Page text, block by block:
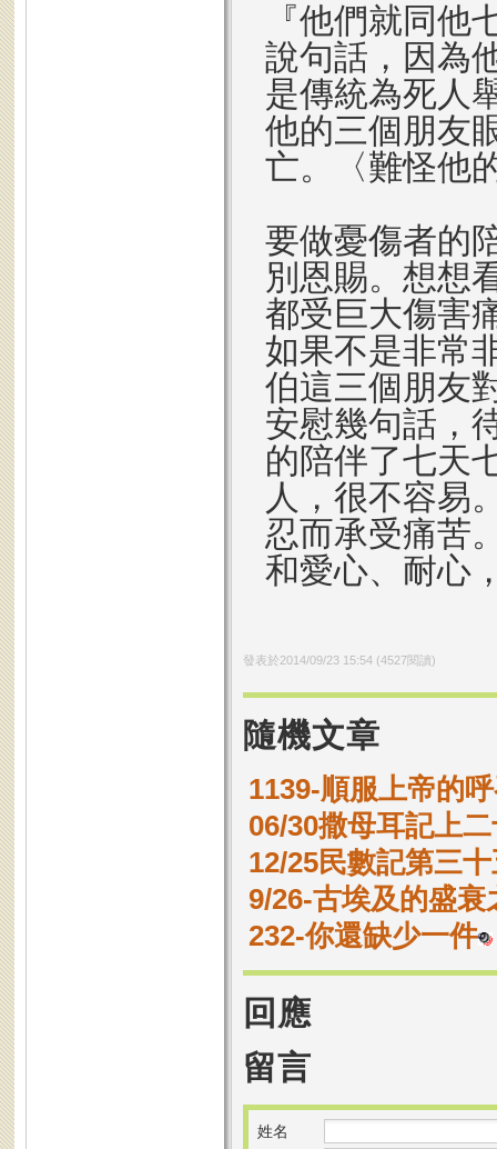
『他們就同他
說句話，因為
是傳統為死人
他的三個朋友
亡。〈難怪他
要做憂傷者的
別恩賜。想想
都受巨大傷害
如果不是非常
伯這三個朋友
安慰幾句話，
的陪伴了七天
人，很不容易
忍而承受痛苦
和愛心、耐心
發表於2014/09/23 15:54(4527閱讀)
隨機文章
1139-順服上帝的
06/30撒母耳記上
12/25民數記第三
9/26-古埃及的盛衰
232-你還缺少一件
回應
留言
姓名